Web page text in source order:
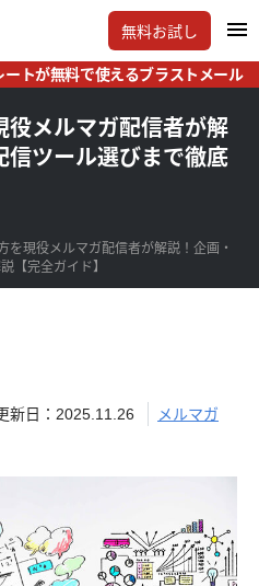
無料お試し
トが無料で使えるブラストメール
役メルマガ配信者が解
信ツール選びまで徹底
を現役メルマガ配信者が解説！企画・
【完全ガイド】
新日：2025.11.26 メルマガ